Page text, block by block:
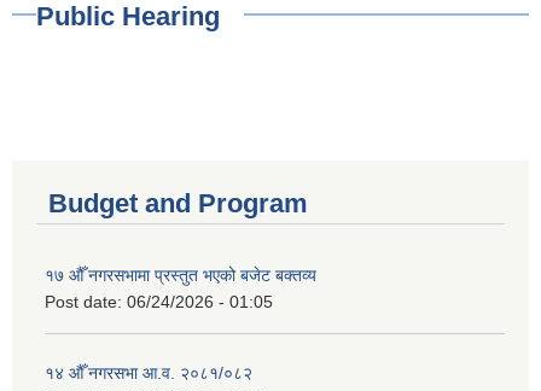
Public Hearing
Budget and Program
१७ औँ नगरसभामा प्रस्तुत भएको बजेट बक्तव्य
Post date: 06/24/2026 - 01:05
१४ औँ नगरसभा आ.व. २०८१/०८२